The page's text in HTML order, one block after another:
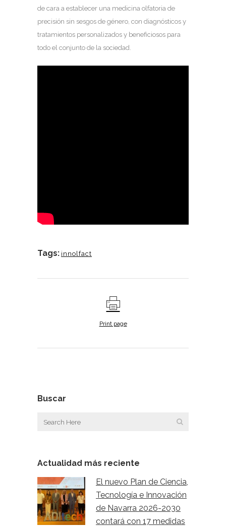
de cara a establecer una medicina olfatoria de
precisión sin sesgos de género, con diagnósticos y
tratamientos personalizados y beneficiosos para
todo el conjunto de la sociedad.
Tags: innolfact
Print page
Buscar
Actualidad más reciente
El nuevo Plan de Ciencia,
Tecnología e Innovación
de Navarra 2026-2030
contará con 17 medidas